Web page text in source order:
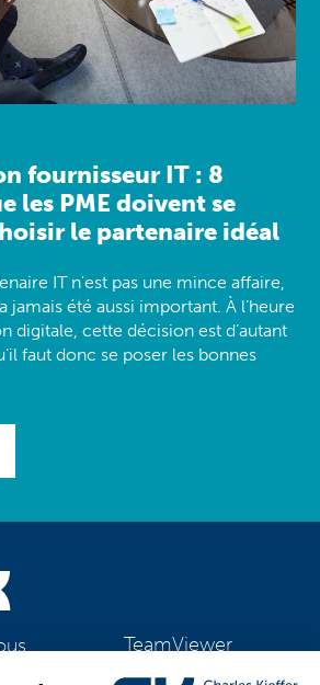
fournisseur IT : 8
les PME doivent se
le partenaire idéal
IT n'est pas une mince affaire,
jamais été aussi important. À l’heure
digitale, cette décision est d’autant
faut donc se poser les bonnes
TeamViewer